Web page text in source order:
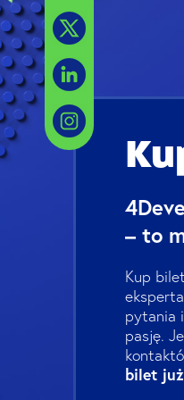
– to
Kup
pytania
pasję.
bilet